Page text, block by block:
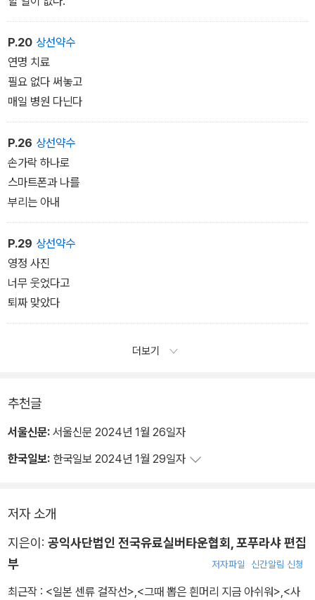
P.20 상선약수
연명 치료
필요 없다 써놓고
매일 병원 다닌다
P.26 상선약수
손가락 하나로
스마트폰과 나를
부리는 아내
P.29 상선약수
영정 사진
너무 웃었다고
퇴짜 맞았다
더보기
추천글
서울신문: 서울신문 2024년 1월 26일자
한국일보: 한국일보 2024년 1월 29일자
저자 소개
지은이: 공익사단법인 전국유료실버타운협회, 포푸라샤 편집
부
저자파일 신간알림 신청
최근작 : <일본 센류 걸작선>,<그때 뽑은 흰머리 지금 아쉬워>,<사